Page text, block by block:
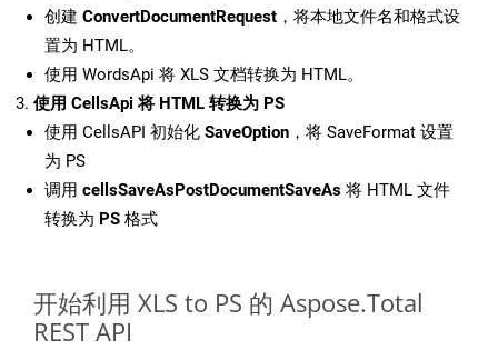
创建 ConvertDocumentRequest ，将本地文件名和格式设
置为 HTML。
使用 WordsApi 将 XLS 文档转换为 HTML。
使用 CellsApi 将 HTML 转换为 PS
使用 CellsAPI 初始化 SaveOption ，将 SaveFormat 设置
为 PS
调用 cellsSaveAsPostDocumentSaveAs 将 HTML 文件
转换为 PS 格式
开始利用 XLS to PS 的 Aspose.Total
REST API